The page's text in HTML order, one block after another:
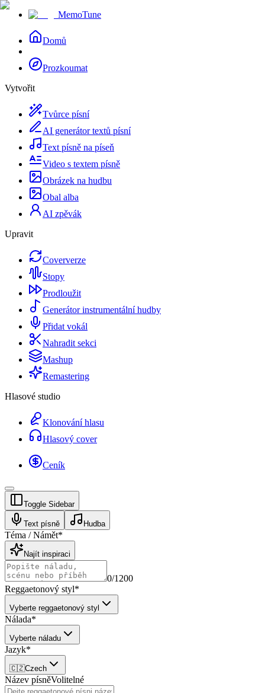
MemoTune
Domů
Prozkoumat
Vytvořit
Tvůrce písní
AI generátor textů písní
Text písně na píseň
Video s textem písně
Obrázek na hudbu
Obal alba
AI zpěvák
Upravit
Coververze
Stopy
Prodloužit
Generátor instrumentální hudby
Přidat vokál
Nahradit sekci
Mashup
Remastering
Hlasové studio
Klonování hlasu
Hlasový cover
Ceník
Toggle Sidebar
Text písně Hudba
Téma / Námět*
Najít inspiraci
0/1200
Reggaetonový styl*
Vyberte reggaetonový styl
Nálada*
Vyberte náladu
Jazyk*
🇨🇿Czech
Název písněVolitelné